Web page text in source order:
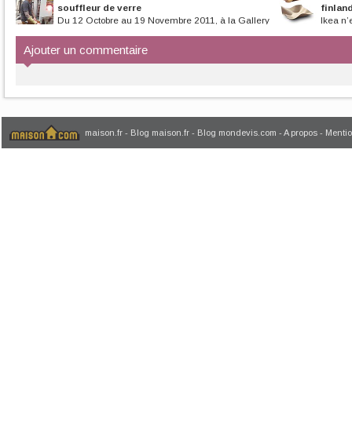
souffleur de verre
Du 12 Octobre au 19 Novembre 2011, à la Gallery
Ikea
Ajouter un commentaire
maison.fr - Blog maison.fr - Blog mondevis.com - A propos -